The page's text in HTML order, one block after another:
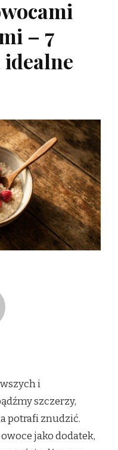
– 7
idealne
i
szczerzy,
potrafi znudzić.
jako dodatek,